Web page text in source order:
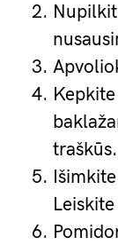
traškūs.